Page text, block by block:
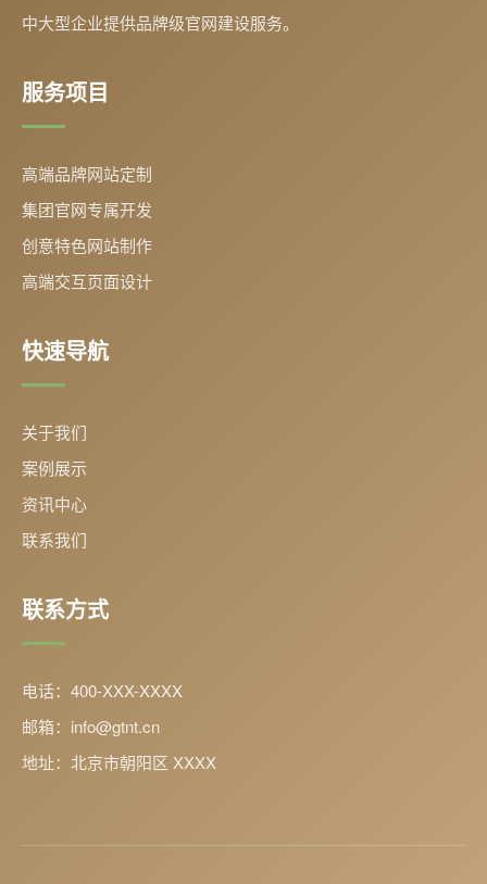
中大型企业提供品牌级官网建设服务。
服务项目
高端品牌网站定制
集团官网专属开发
创意特色网站制作
高端交互页面设计
快速导航
关于我们
案例展示
资讯中心
联系我们
联系方式
电话：400-XXX-XXXX
邮箱：info@gtnt.cn
地址：北京市朝阳区 XXXX